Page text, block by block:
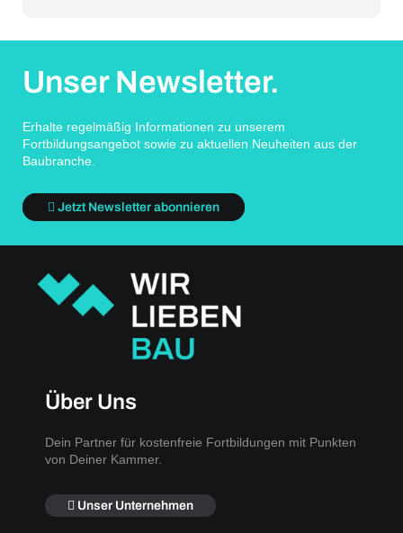
Unser Newsletter.
Erhalte regelmäßig Informationen zu unserem
Fortbildungsangebot sowie zu aktuellen Neuheiten aus der
Baubranche.
Jetzt Newsletter abonnieren
Über Uns
Dein Partner für kostenfreie Fortbildungen mit Punkten
von Deiner Kammer.
Unser Unternehmen